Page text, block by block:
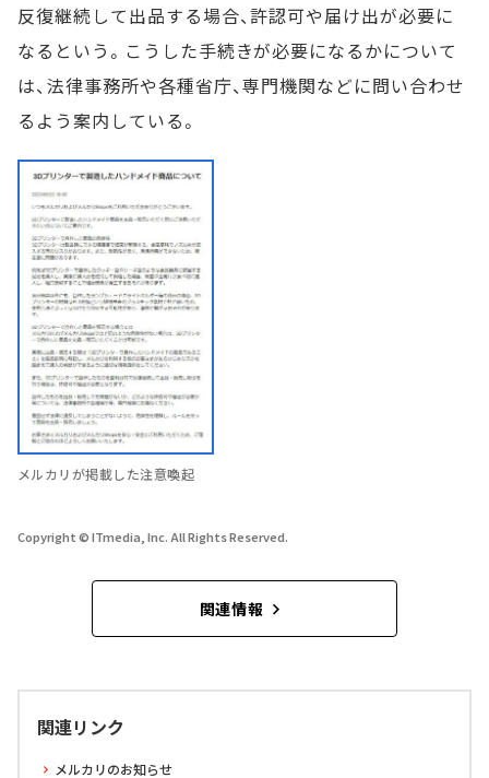
反復継続して出品する場合、許認可や届け出が必要に
なるという。こうした手続きが必要になるかについて
は、法律事務所や各種省庁、専門機関などに問い合わせ
るよう案内している。
メルカリが掲載した注意喚起
Copyright © ITmedia, Inc. All Rights Reserved.
関連情報
関連リンク
メルカリのお知らせ